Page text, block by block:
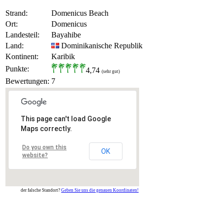
Strand:
Domenicus Beach
Ort:
Domenicus
Landesteil:
Bayahibe
Land:
Dominikanische Republik
Kontinent:
Karibik
Punkte:
4,74 (sehr gut)
Bewertungen: 7
This page can't load Google
Maps correctly.
Do you own this
website?
OK
der falsche Standort? Geben Sie uns die genauen Koordinaten!